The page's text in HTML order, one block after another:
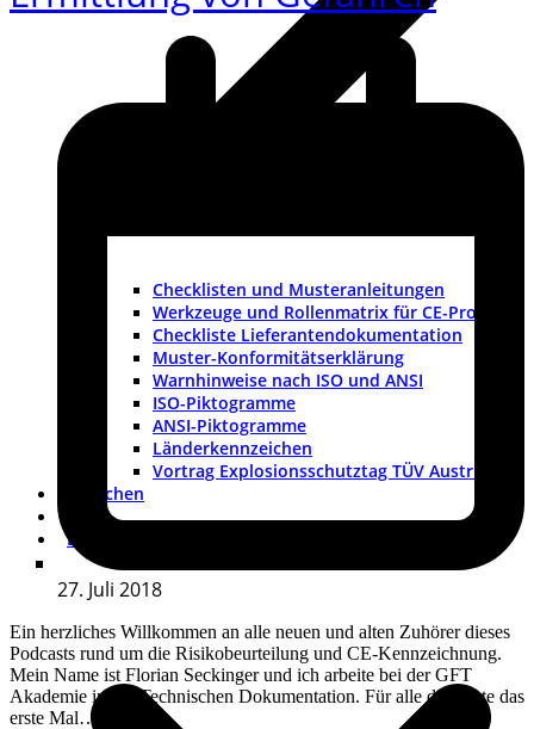
Checklisten und Musteranleitungen
Werkzeuge und Rollenmatrix für CE-Projekte
Checkliste Lieferantendokumentation
Muster-Konformitätserklärung
Warnhinweise nach ISO und ANSI
ISO-Piktogramme
ANSI-Piktogramme
Länderkennzeichen
Vortrag Explosionsschutztag TÜV Austria
Branchen
Dokumentation
27. Juli 2018
Ein herzliches Willkommen an alle neuen und alten Zuhörer dieses
Podcasts rund um die Risikobeurteilung und CE-Kennzeichnung.
Mein Name ist Florian Seckinger und ich arbeite bei der GFT
Akademie in der Technischen Dokumentation. Für alle die heute das
erste Mal…